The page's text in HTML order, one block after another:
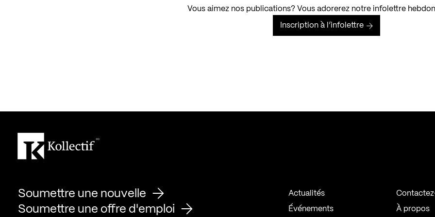
Vous aimez nos publications? Vous adorerez notre infolettre
Inscription à l’infolettre
Soumettre une nouvelle
Soumettre une offre d'emploi
Actualités
Événements À propos